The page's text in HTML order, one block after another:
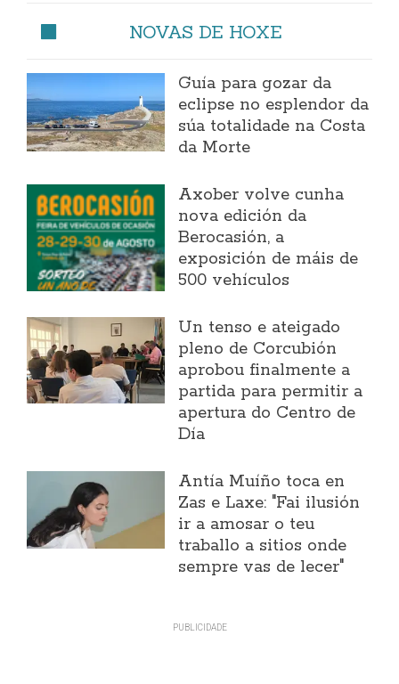
NOVAS DE HOXE
Guía para gozar da
eclipse no esplendor da
súa totalidade na Costa
da Morte
Axober volve cunha
nova edición da
Berocasión, a
exposición de máis de
500 vehículos
Un tenso e ateigado
pleno de Corcubión
aprobou finalmente a
partida para permitir a
apertura do Centro de
Día
Antía Muíño toca en
Zas e Laxe: "Fai ilusión
ir a amosar o teu
traballo a sitios onde
sempre vas de lecer"